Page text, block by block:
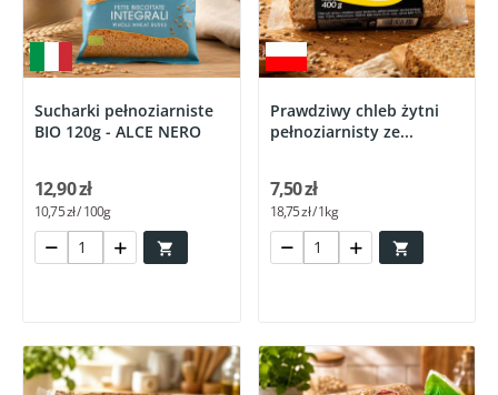
Sucharki pełnoziarniste
BIO 120g - ALCE NERO

12,90 zł
10,75 zł / 100g
Prawdziwy chleb żytni
pełnoziarnisty ze...

7,50 zł
18,75 zł / 1kg